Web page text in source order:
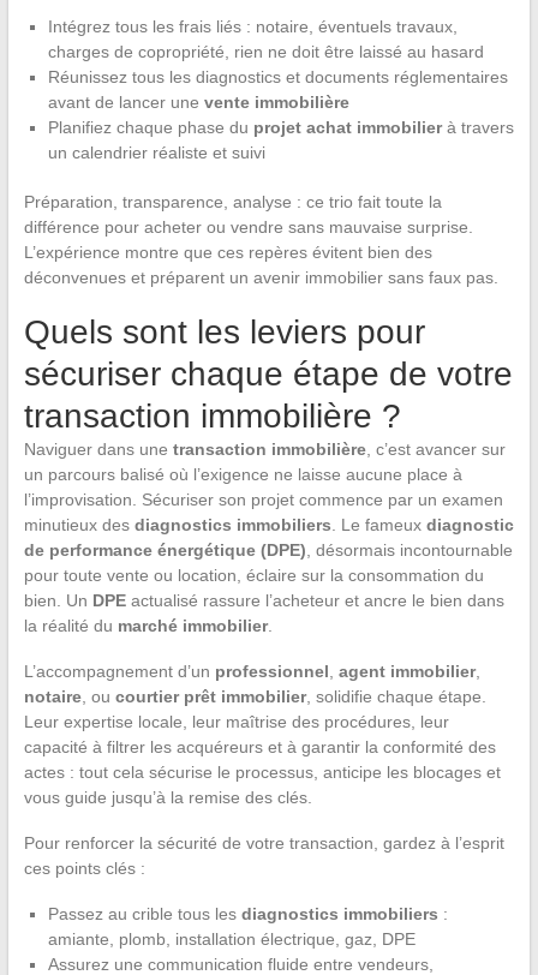
Intégrez tous les frais liés : notaire, éventuels travaux,
charges de copropriété, rien ne doit être laissé au hasard
Réunissez tous les diagnostics et documents réglementaires
avant de lancer une vente immobilière
Planifiez chaque phase du projet achat immobilierà travers
un calendrier réaliste et suivi
Préparation, transparence, analyse : ce trio fait toute la
différence pour acheter ou vendre sans mauvaise surprise.
L’expérience montre que ces repères évitent bien des
déconvenues et préparent un avenir immobilier sans faux pas.
Quels sont les leviers pour
sécuriser chaque étape de votre
transaction immobilière ?
Naviguer dans une transaction immobilière, c’est avancer sur
un parcours balisé où l’exigence ne laisse aucune place à
l’improvisation. Sécuriser son projet commence par un examen
minutieux des diagnostics immobiliers . Le fameux diagnostic
de performance énergétique (DPE) , désormais incontournable
pour toute vente ou location, éclaire sur la consommation du
bien. Un DPEactualisé rassure l’acheteur et ancre le bien dans
la réalité du marché immobilier.
L’accompagnement d’un professionnel agent immobilier,
notaire, ou courtier prêt immobilier, solidifie chaque étape.
Leur expertise locale, leur maîtrise des procédures, leur
capacité à filtrer les acquéreurs et à garantir la conformité des
actes : tout cela sécurise le processus, anticipe les blocages et
vous guide jusqu’à la remise des clés.
Pour renforcer la sécurité de votre transaction, gardez à l’esprit
ces points clés :
Passez au crible tous les diagnostics immobiliers :
amiante, plomb, installation électrique, gaz, DPE
Assurez une communication fluide entre vendeurs,